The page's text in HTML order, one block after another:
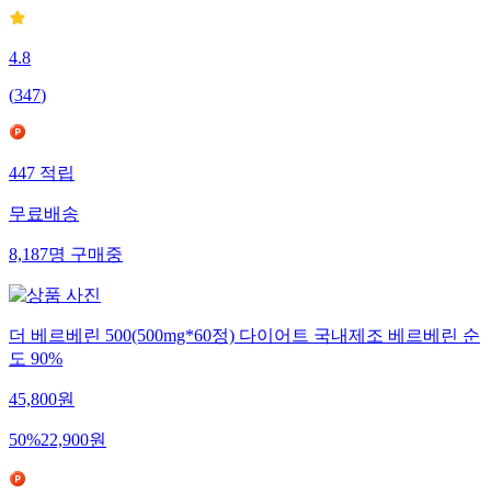
4.8
(347)
447적립
무료배송
8,187명구매중
더 베르베린 500(500mg*60정) 다이어트 국내제조 베르베린 순
도 90%
45,800원
50%22,900원